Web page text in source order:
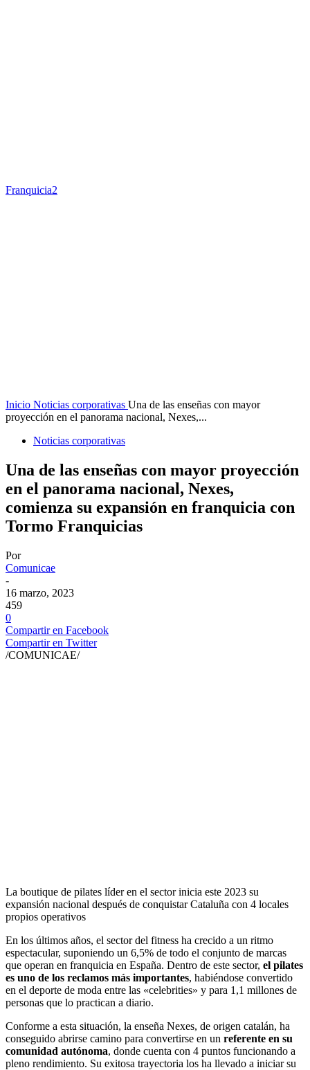
Franquicia2
Inicio Noticias corporativas Una de las enseñas con mayor
proyección en el panorama nacional, Nexes,...
Noticias corporativas
Una de las enseñas con mayor proyección
en el panorama nacional, Nexes,
comienza su expansión en franquicia con
Tormo Franquicias
Por
Comunicae
-
16 marzo, 2023
459
0
Compartir en Facebook
Compartir en Twitter
/COMUNICAE/
La boutique de pilates líder en el sector inicia este 2023 su
expansión nacional después de conquistar Cataluña con 4 locales
propios operativos
En los últimos años, el sector del fitness ha crecido a un ritmo
espectacular, suponiendo un 6,5% de todo el conjunto de marcas
que operan en franquicia en España. Dentro de este sector, el pilates
es uno de los reclamos más importantes, habiéndose convertido
en el deporte de moda entre las «celebrities» y para 1,1 millones de
personas que lo practican a diario.
Conforme a esta situación, la enseña Nexes, de origen catalán, ha
conseguido abrirse camino para convertirse en un referente en su
comunidad autónoma, donde cuenta con 4 puntos funcionando a
pleno rendimiento. Su exitosa trayectoria los ha llevado a iniciar su